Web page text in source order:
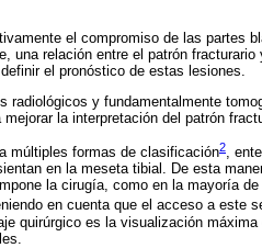
el compromiso de las partes
una relación entre el patrón
el pronóstico de estas lesiones.
radiológicos y fundamentalmente
la interpretación del patrón
múltiples formas de clasificación2,
en la meseta tibial. De esta
la cirugía, como en la mayoría
en cuenta que el acceso a este
quirúrgico es la visualización